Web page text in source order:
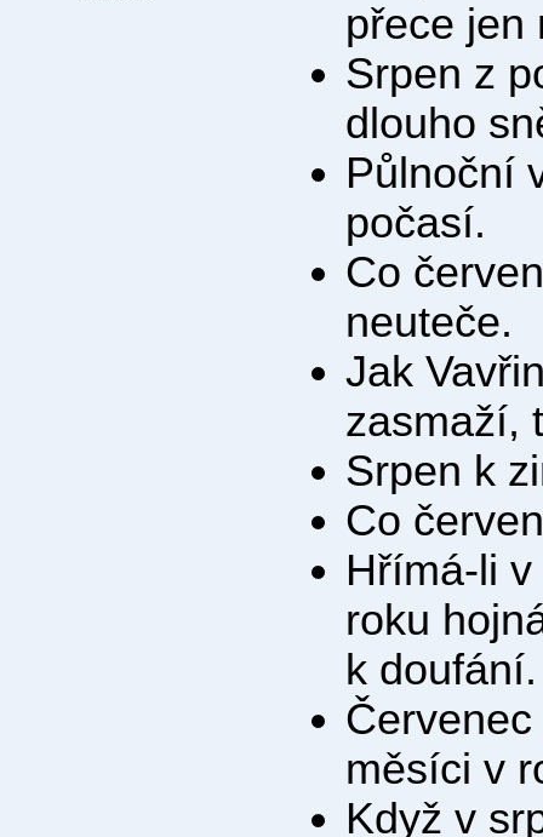
přece jen
Srpen z
dlouho
Půlnoční
počasí.
Co
neuteče.
Jak
zasmaží,
Srpen k
Co
Hřímá-li
roku
k doufání.
měsíci v
Když v